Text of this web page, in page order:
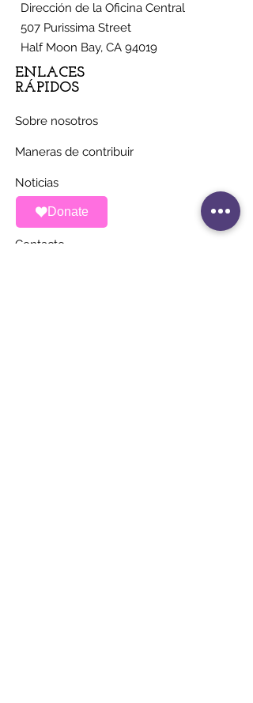
Donate
Dirección de la Oficina Central
507 Purissima Street
Half Moon Bay, CA 94019
ENLACES
RÁPIDOS
Sobre nosotros
Maneras de contribuir
Noticias
Eventos
Contacto